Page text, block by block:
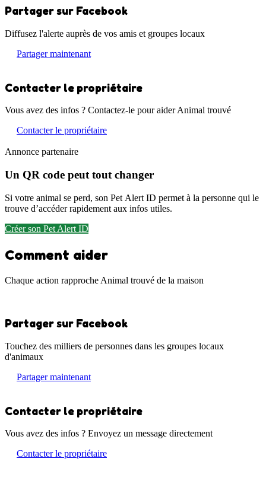
Partager sur Facebook
Diffusez l'alerte auprès de vos amis et groupes locaux
Partager maintenant
Contacter le propriétaire
Vous avez des infos ? Contactez-le pour aider Animal trouvé
Contacter le propriétaire
Annonce partenaire
Un QR code peut tout changer
Si votre animal se perd, son Pet Alert ID permet à la personne qui le
trouve d’accéder rapidement aux infos utiles.
Créer son Pet Alert ID
Comment aider
Chaque action rapproche Animal trouvé de la maison
Partager sur Facebook
Touchez des milliers de personnes dans les groupes locaux
d'animaux
Partager maintenant
Contacter le propriétaire
Vous avez des infos ? Envoyez un message directement
Contacter le propriétaire